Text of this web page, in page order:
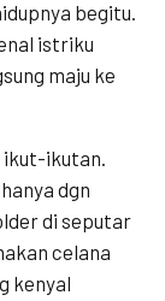
begitu.
istriku
maju ke
ikut-ikutan.
dgn
di seputar
celana
kenyal